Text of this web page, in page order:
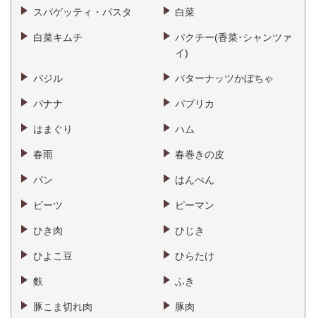
スパゲッティ・パスタ 白菜
白菜キムチ
パクチー(香菜･シャンツァ
イ)
バジル バターナッツかぼちゃ
バナナ パプリカ
はまぐり ハム
春雨 春巻きの皮
パン はんぺん
ビーツ ピーマン
ひき肉 ひじき
ひよこ豆 ひらたけ
麩 ふき
豚こま切れ肉 豚肉